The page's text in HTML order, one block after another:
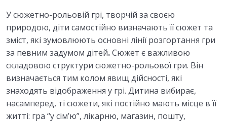
У сюжетно-рольовій грі, творчій за своєю
природою, діти самостійно визначають її сюжет та
зміст, які зумовлюють основні лінії розгортання гри
за певним задумом дітей.Сюжет є важливою
складовою структури сюжетно-рольової гри. Він
визначається тим колом явищ дійсності, які
знаходять відображення у грі. Дитина вибирає,
насамперед, ті сюжети, які постійно мають місце в її
житті: гра “у сім’ю”, лікарню, магазин, пошту,